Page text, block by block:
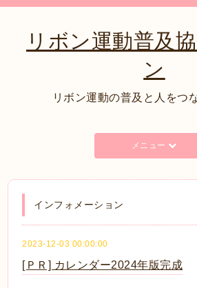
リボン運動普及
ン
リボン運動の普及と人をつ
メニュー
インフォメーション
2023-12-03 00:00:00
[ＰＲ] カレンダー2024年版完成